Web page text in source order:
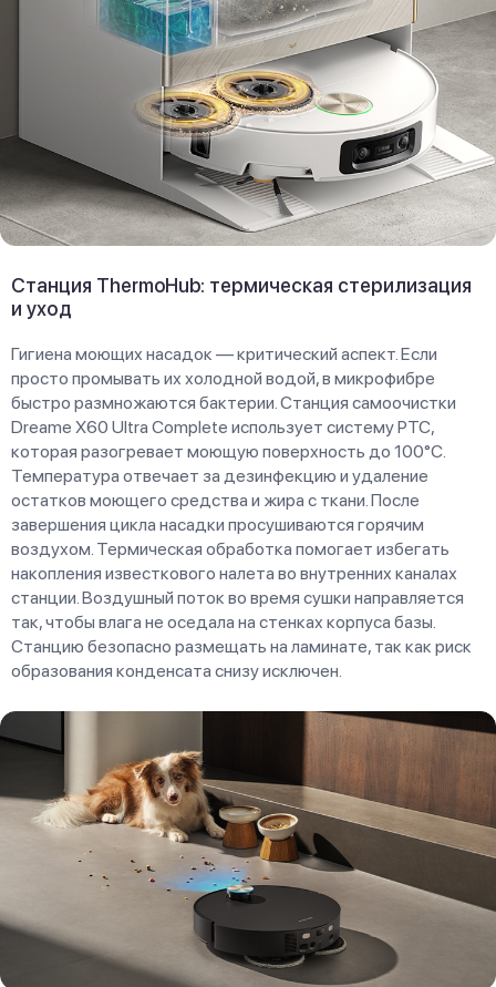
Станция ThermoHub: термическая стерилизация
и уход
Гигиена моющих насадок — критический аспект. Если
просто промывать их холодной водой, в микрофибре
быстро размножаются бактерии. Станция самоочистки
Dreame X60 Ultra Complete использует систему PTC,
которая разогревает моющую поверхность до 100°C.
Температура отвечает за дезинфекцию и удаление
остатков моющего средства и жира с ткани. После
завершения цикла насадки просушиваются горячим
воздухом. Термическая обработка помогает избегать
накопления известкового налета во внутренних каналах
станции. Воздушный поток во время сушки направляется
так, чтобы влага не оседала на стенках корпуса базы.
Станцию безопасно размещать на ламинате, так как риск
образования конденсата снизу исключен.